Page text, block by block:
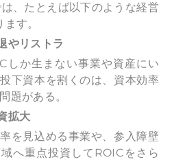
、たとえば以下のような経営
す。
やリストラ
しか生まない事業や資産にい
下資本を割くのは、資本効率
題がある。
拡大
を見込める事業や、参入障壁
へ重点投資してROICをさら